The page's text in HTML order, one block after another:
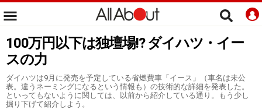
100万円以下は独壇場!? ダイハツ・イー
スの力
ダイハツは9月に発売を予定している省燃費車「イース」（車名は未公
表。違うネーミングになるという情報も）の技術的な詳細を発表した。
といってもないように関しては、以前から紹介している通り。もう少し
掘り下げて紹介しよう。